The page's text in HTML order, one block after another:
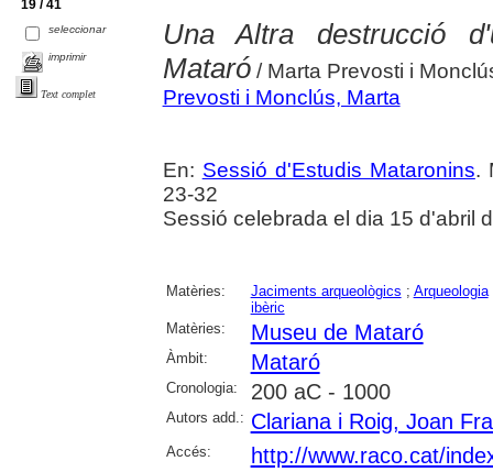
19 / 41
seleccionar
imprimir
Text complet
Una Altra destrucció
Mataró/ Marta Prevosti i
Prevosti i Monclús, Marta
En: Sessió d'Estudis Mataronins.
23-32
Sessió celebrada el dia 15 d'abril
Matèries: Jaciments arqueològics ; Arqueologia
ibèric
Matèries:
Museu de Mataró
Àmbit: Mataró
Cronologia: 200 aC - 1000
Autors add.: Clariana i Roig, Joan
Accés: http://www.raco.cat/